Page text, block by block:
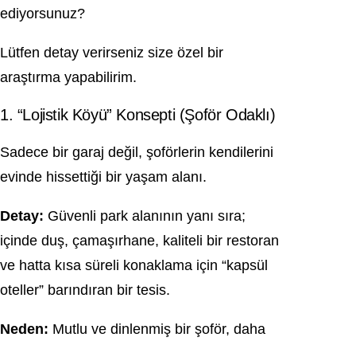
ediyorsunuz?
Lütfen detay verirseniz size özel bir
araştırma yapabilirim.
1. “Lojistik Köyü” Konsepti (Şoför Odaklı)
Sadece bir garaj değil, şoförlerin kendilerini
evinde hissettiği bir yaşam alanı.
Detay: Güvenli park alanının yanı sıra;
içinde duş, çamaşırhane, kaliteli bir restoran
ve hatta kısa süreli konaklama için “kapsül
oteller” barındıran bir tesis.
Neden: Mutlu ve dinlenmiş bir şoför, daha